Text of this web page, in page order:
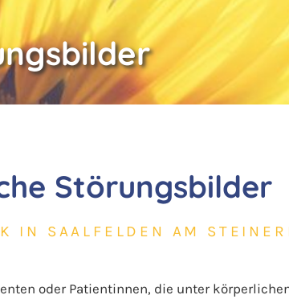
Störungsbilder
IN SAALFELDEN AM
oder Patientinnen, die unter